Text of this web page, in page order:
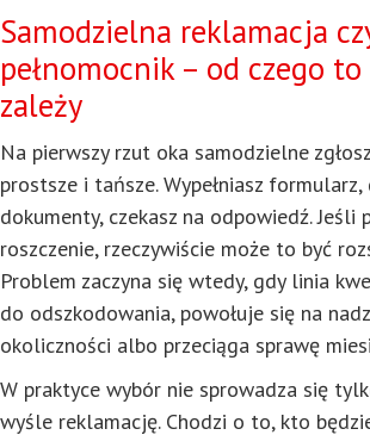
Samodzielna reklamacja
pełnomocnik – od czego
zależy
Na pierwszy rzut oka samodzielne
prostsze i tańsze. Wypełniasz formularz,
dokumenty, czekasz na odpowiedź. Jeśli
roszczenie, rzeczywiście może to być
Problem zaczyna się wtedy, gdy linia
do odszkodowania, powołuje się na
okoliczności albo przeciąga sprawę
W praktyce wybór nie sprowadza się
wyśle reklamację. Chodzi o to, kto